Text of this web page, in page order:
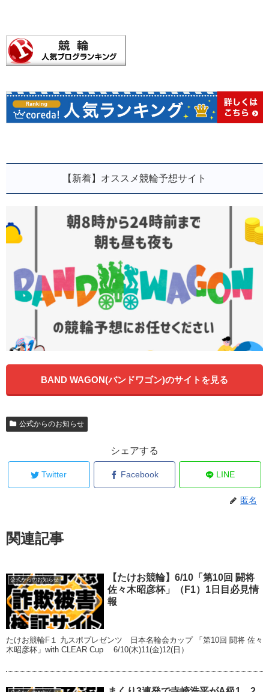
【新着】オススメ競輪予想サイト
BAND WAGON(バンドワゴン)のサイトを見る
公式からのお知らせ
シェアする
Twitter Facebook LINE
匿名
関連記事
公式からのお知らせ
【たけお競輪】6/10「第10回 闘将
佐々木昭彦杯」（F1）1日目必見情
報
たけお競輪F１ 九スポプレゼンツ 日本名輪会カップ 「第10回 闘将 佐々
木昭彦杯」with CLEAR Cup 6/10(木)11(金)12(日）